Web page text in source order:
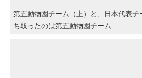
第五動物園チーム（上）と、日本代表チ
ち取ったのは第五動物園チーム